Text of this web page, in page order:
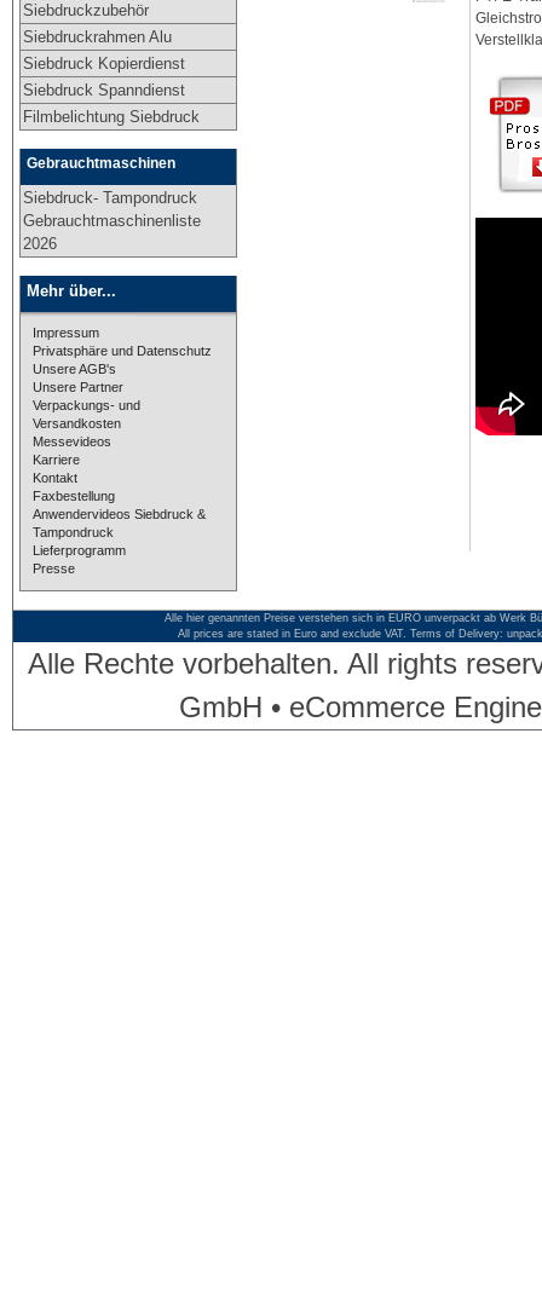
Siebdruckzubehör
Siebdruckrahmen Alu
Siebdruck Kopierdienst
Siebdruck Spanndienst
Filmbelichtung Siebdruck
Gebrauchtmaschinen
Siebdruck- Tampondruck
Gebrauchtmaschinenliste
2026
Mehr über...
Impressum
Privatsphäre und Datenschutz
Unsere AGB's
Unsere Partner
Verpackungs- und
Versandkosten
Messevideos
Karriere
Kontakt
Faxbestellung
Anwendervideos Siebdruck &
Tampondruck
Lieferprogramm
Presse
Alle hier genannten Preise verstehen sich in EURO unverpackt ab Werk
All prices are stated in Euro and exclude VAT. Terms of Delivery:
Alle Rechte vorbehalten. All rights
GmbH • eCommerce